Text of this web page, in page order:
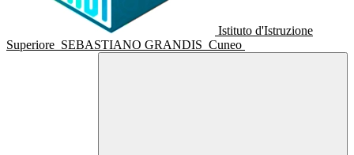
Istituto d'Istruzione
Superiore SEBASTIANO GRANDIS Cuneo